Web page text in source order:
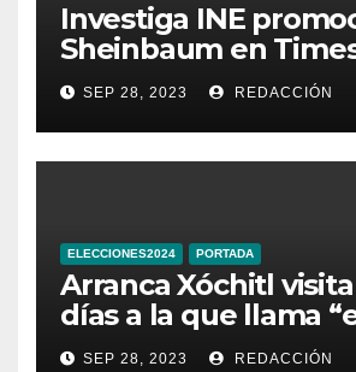
Investiga INE
Sheinbaum en
de Nueva York
SEP 28, 2023 REDACCIÓN
ELECCIONES2024 PORTADA
Arranca Xóchitl
días a la que llama
33” de México
SEP 28, 2023 REDACCIÓN